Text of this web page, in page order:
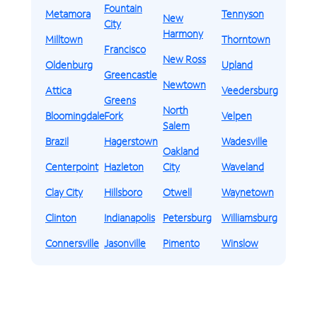
Metamora
Milltown
Oldenburg
Attica
Bloomingdale
Brazil
Centerpoint
Clay City
Clinton
Connersville
Fountain
City
Francisco
Greencastle
Greens
Fork
Hagerstown
Hazleton
Hillsboro
Indianapolis
Jasonville
New
Harmony
New Ross
Newtown
North
Salem
Oakland
City
Otwell
Petersburg
Pimento
Tennyson
Thorntown
Upland
Veedersburg
Velpen
Wadesville
Waveland
Waynetown
Williamsburg
Winslow